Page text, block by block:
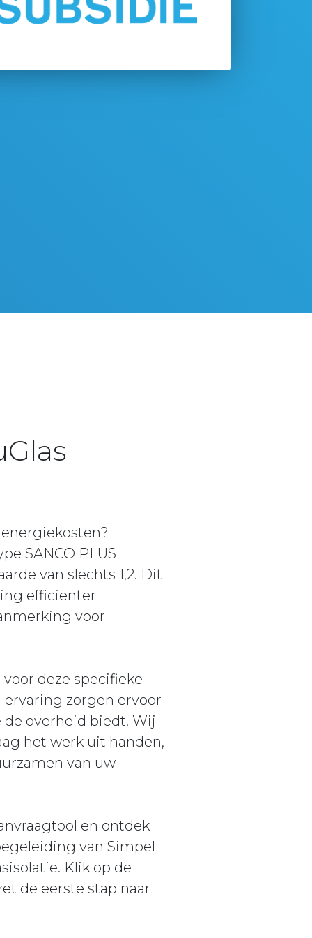
SANCO PLUS
van slechts 1,2. Dit
efficiënter
voor
deze specifieke
zorgen ervoor
overheid biedt. Wij
het werk uit handen,
van uw
en ontdek
van Simpel
Klik op de
de eerste stap naar